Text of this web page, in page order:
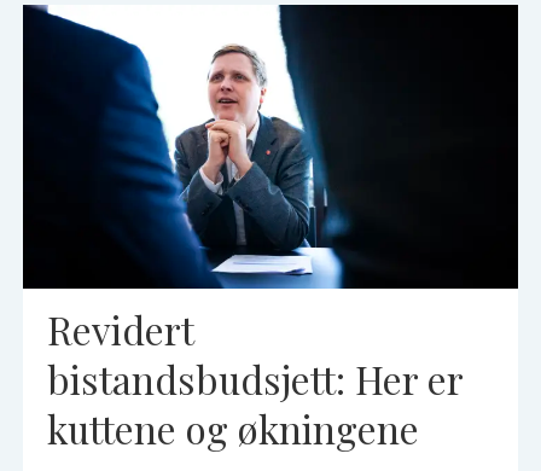
Revidert
bistandsbudsjett: Her er
kuttene og økningene